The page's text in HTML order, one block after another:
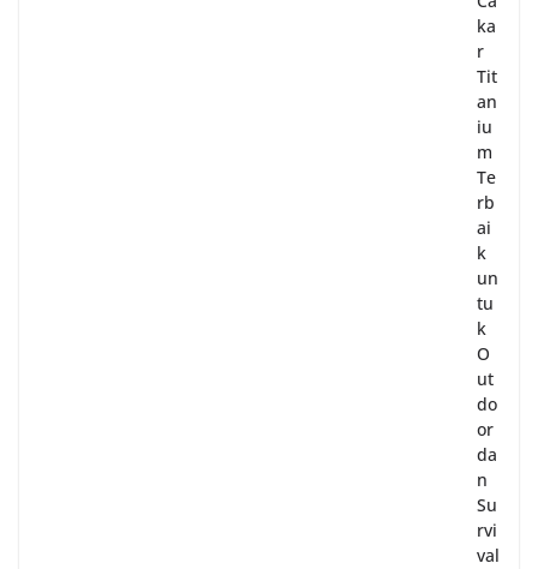
ka
r
Tit
an
iu
m
Te
rb
ai
k
un
tu
k
O
ut
do
or
da
n
Su
rvi
val